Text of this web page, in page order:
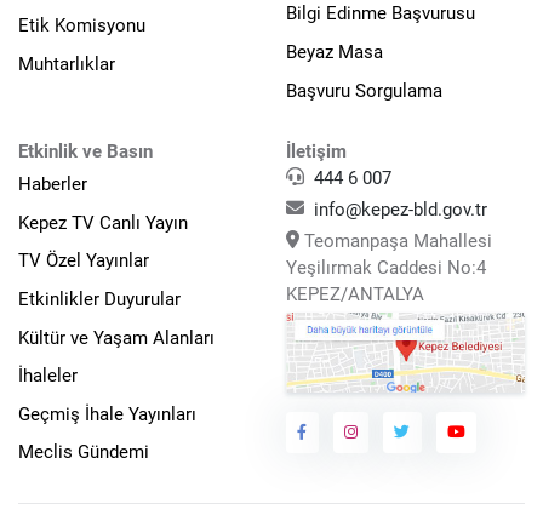
Etik Komisyonu
Muhtarlıklar
Bilgi Edinme Başvurusu
Beyaz Masa
Başvuru Sorgulama
Etkinlik ve Basın
Haberler
Kepez TV Canlı Yayın
TV Özel Yayınlar
Etkinlikler Duyurular
Kültür ve Yaşam Alanları
İhaleler
Geçmiş İhale Yayınları
Meclis Gündemi
İletişim
444 6 007
info@kepez-bld.gov.tr
Teomanpaşa Mahallesi
Yeşilırmak Caddesi No:4
KEPEZ/ANTALYA